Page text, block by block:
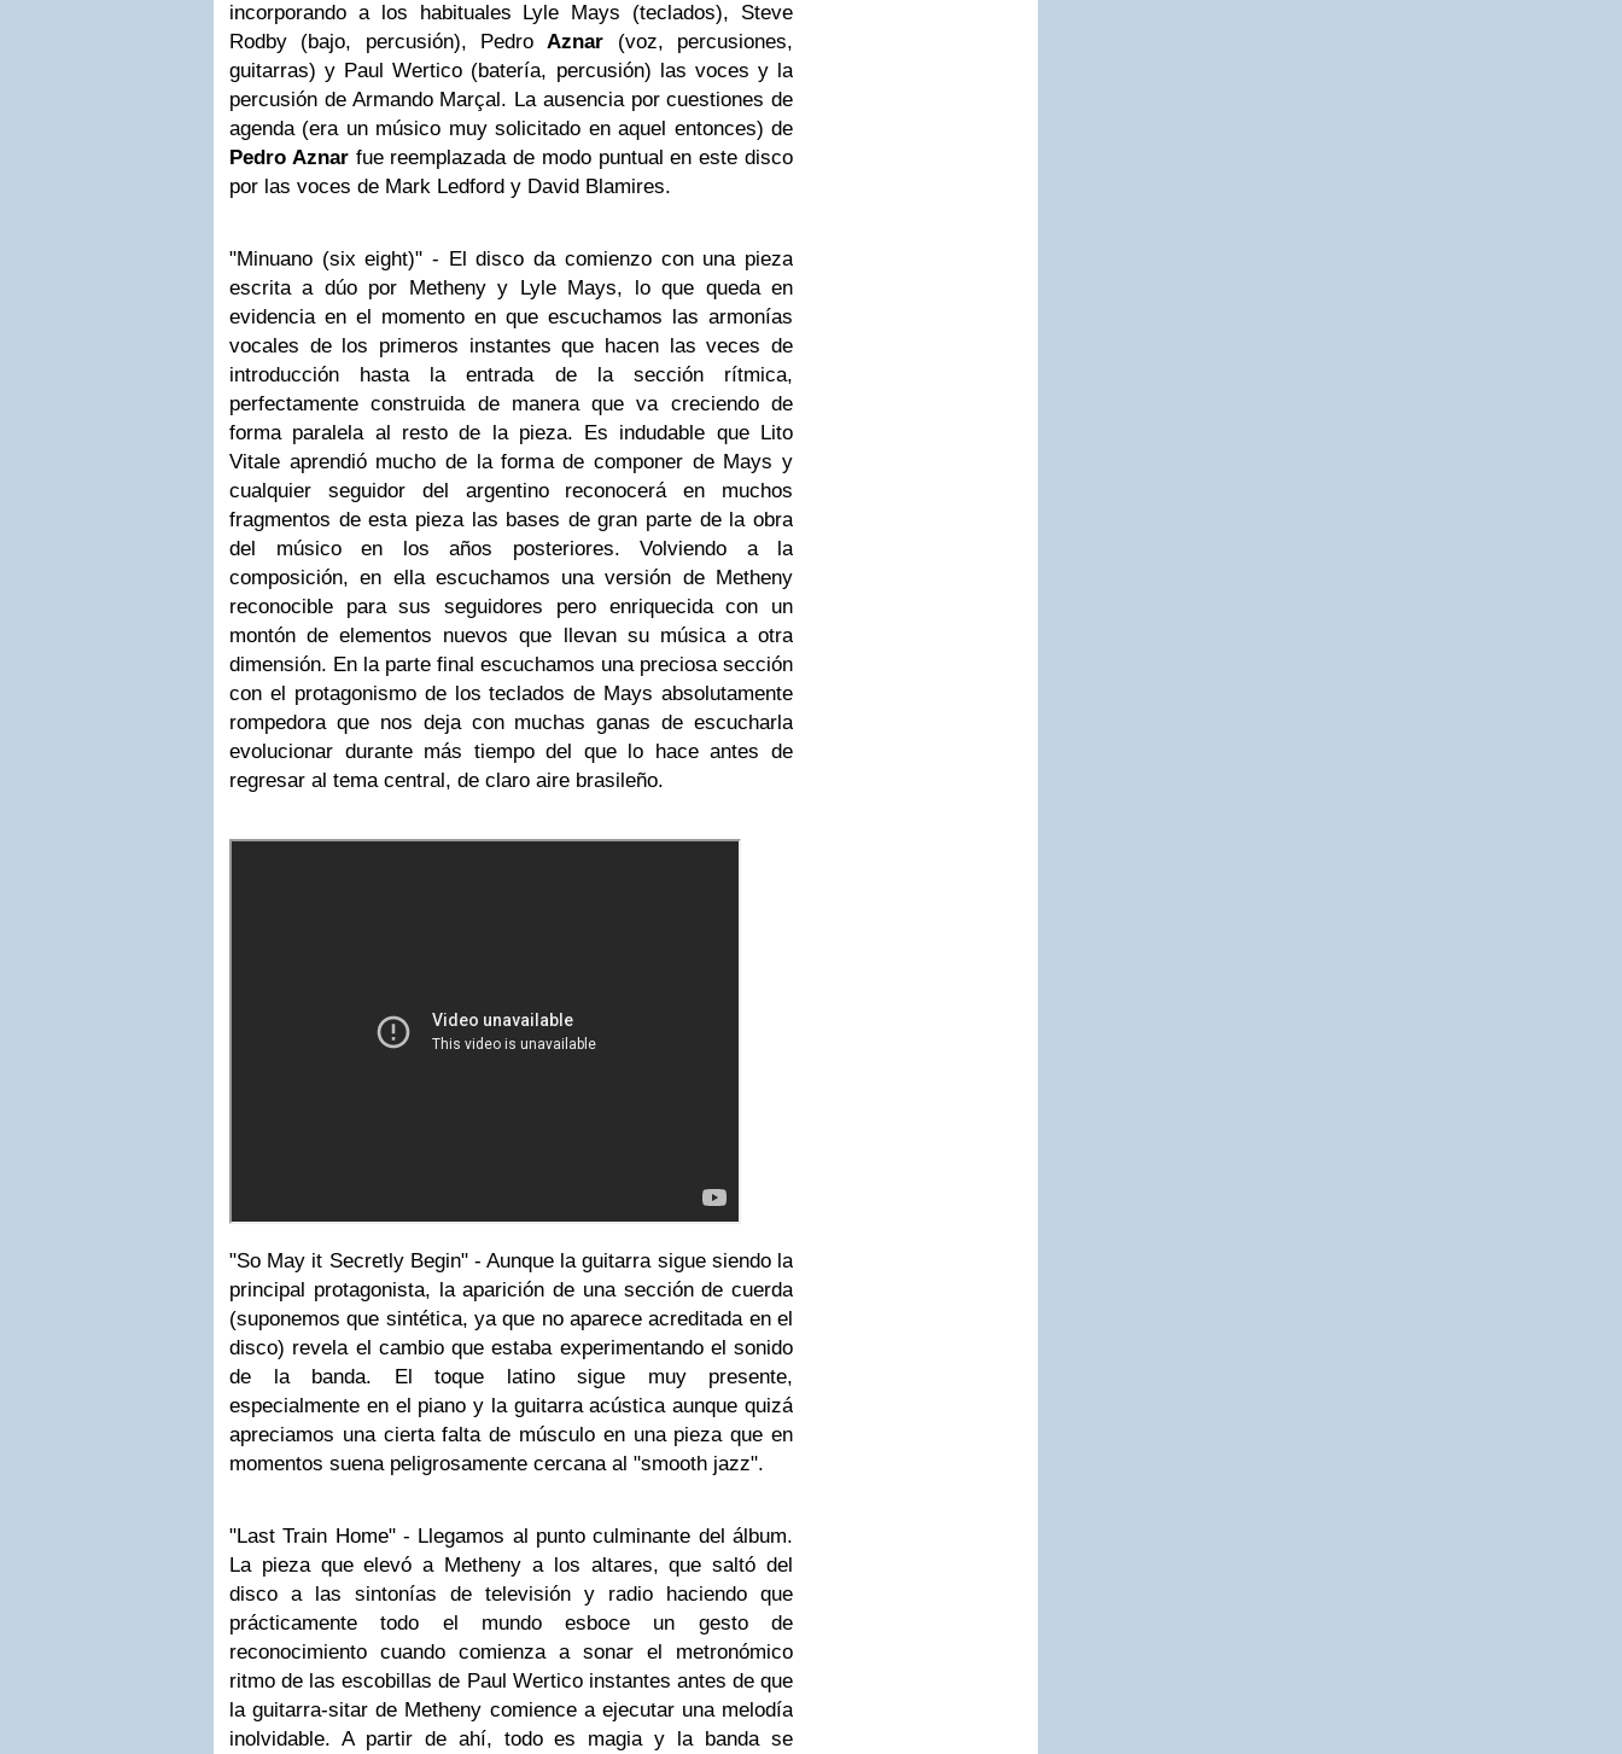
incorporando a los habituales Lyle Mays (teclados), Steve
Rodby (bajo, percusión), PedroAznar (voz, percusiones,
guitarras) y Paul Wertico (batería, percusión) las voces y la
percusión de Armando Marçal. La ausencia por cuestiones de
agenda (era un músico muy solicitado en aquel entonces) de
Pedro Aznarfue reemplazada de modo puntual en este disco
por las voces de Mark Ledford y David Blamires.
"Minuano (six eight)" - El disco da comienzo con una pieza
escrita a dúo por Metheny y Lyle Mays, lo que queda en
evidencia en el momento en que escuchamos las armonías
vocales de los primeros instantes que hacen las veces de
introducción hasta la entrada de la sección rítmica,
perfectamente construida de manera que va creciendo de
forma paralela al resto de la pieza. Es indudable que Lito
Vitale aprendió mucho de la forma de componer de Mays y
cualquier seguidor del argentino reconocerá en muchos
fragmentos de esta pieza las bases de gran parte de la obra
del músico en los años posteriores. Volviendo a la
composición, en ella escuchamos una versión de Metheny
reconocible para sus seguidores pero enriquecida con un
montón de elementos nuevos que llevan su música a otra
dimensión. En la parte final escuchamos una preciosa sección
con el protagonismo de los teclados de Mays absolutamente
rompedora que nos deja con muchas ganas de escucharla
evolucionar durante más tiempo del que lo hace antes de
regresar al tema central, de claro aire brasileño.
"So May it Secretly Begin" - Aunque la guitarra sigue siendo la
principal protagonista, la aparición de una sección de cuerda
(suponemos que sintética, ya que no aparece acreditada en el
disco) revela el cambio que estaba experimentando el sonido
de la banda. El toque latino sigue muy presente,
especialmente en el piano y la guitarra acústica aunque quizá
apreciamos una cierta falta de músculo en una pieza que en
momentos suena peligrosamente cercana al "smooth jazz".
"Last Train Home" - Llegamos al punto culminante del álbum.
La pieza que elevó a Metheny a los altares, que saltó del
disco a las sintonías de televisión y radio haciendo que
prácticamente todo el mundo esboce un gesto de
reconocimiento cuando comienza a sonar el metronómico
ritmo de las escobillas de Paul Wertico instantes antes de que
la guitarra-sitar de Metheny comience a ejecutar una melodía
inolvidable. A partir de ahí, todo es magia y la banda se